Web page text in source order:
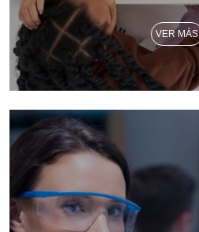
VER MÁS